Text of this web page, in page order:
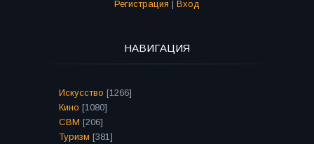
Регистрация | Вход
НАВИГАЦИЯ
Искусство [1266]
Кино [1080]
СВМ [206]
Туризм [381]